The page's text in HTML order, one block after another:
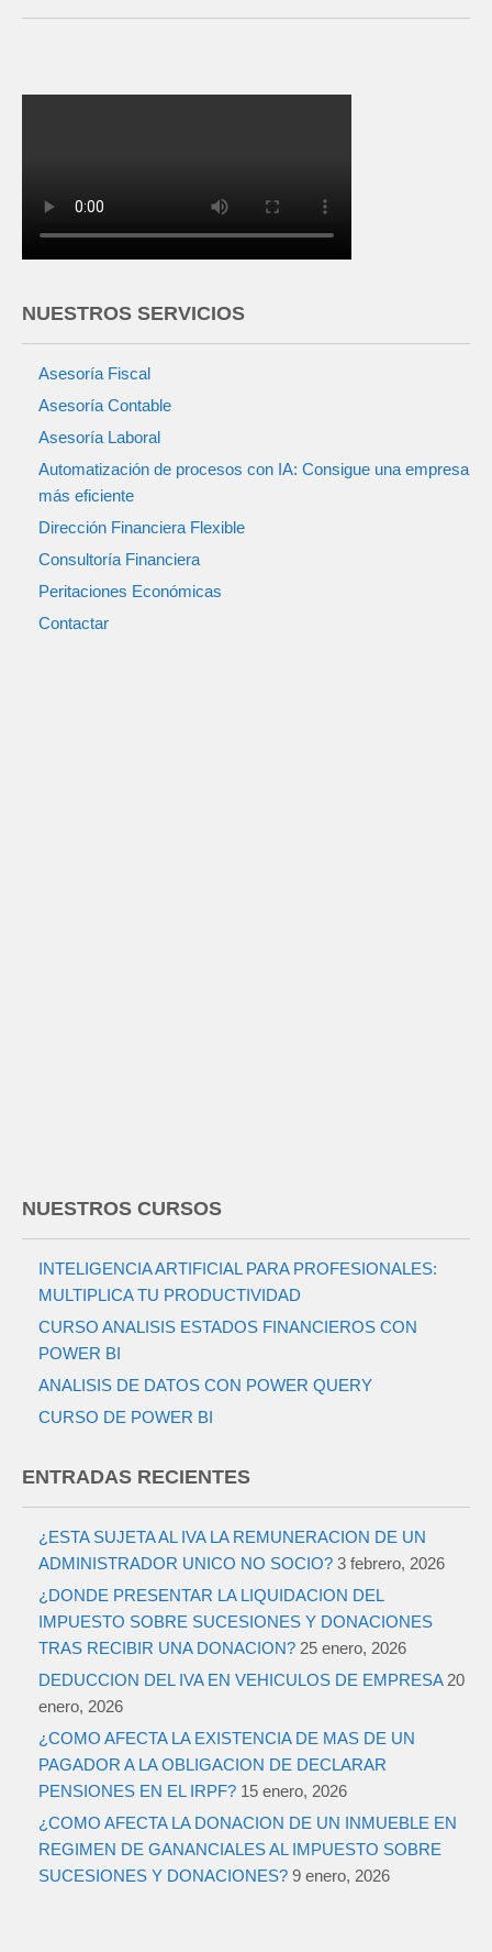
NUESTROS SERVICIOS
Asesoría Fiscal
Asesoría Contable
Asesoría Laboral
Automatización de procesos con IA: Consigue una empresa
más eficiente
Dirección Financiera Flexible
Consultoría Financiera
Peritaciones Económicas
Contactar
NUESTROS CURSOS
INTELIGENCIA ARTIFICIAL PARA PROFESIONALES:
MULTIPLICA TU PRODUCTIVIDAD
CURSO ANALISIS ESTADOS FINANCIEROS CON
POWER BI
ANALISIS DE DATOS CON POWER QUERY
CURSO DE POWER BI
ENTRADAS RECIENTES
¿ESTA SUJETA AL IVA LA REMUNERACION DE UN
ADMINISTRADOR UNICO NO SOCIO? 3 febrero, 2026
¿DONDE PRESENTAR LA LIQUIDACION DEL
IMPUESTO SOBRE SUCESIONES Y DONACIONES
TRAS RECIBIR UNA DONACION? 25 enero, 2026
DEDUCCION DEL IVA EN VEHICULOS DE EMPRESA 20
enero, 2026
¿COMO AFECTA LA EXISTENCIA DE MAS DE UN
PAGADOR A LA OBLIGACION DE DECLARAR
PENSIONES EN EL IRPF? 15 enero, 2026
¿COMO AFECTA LA DONACION DE UN INMUEBLE EN
REGIMEN DE GANANCIALES AL IMPUESTO SOBRE
SUCESIONES Y DONACIONES? 9 enero, 2026